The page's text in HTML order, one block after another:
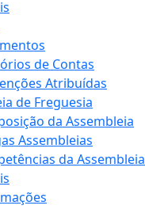
de Contas
Atribuídas
de Freguesia
da Assembleia
Assembleias
da Assembleia